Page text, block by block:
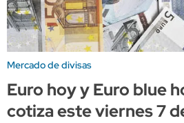
Mercado de divisas
Euro hoy y Euro blue
cotiza este viernes 7